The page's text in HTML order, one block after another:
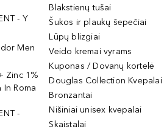
- Y
Men
Zinc 1%
In Roma
-
Blakstienų tušai
Šukos ir plaukų šepečiai
Lūpų blizgiai
Veido kremai vyrams
Kuponas / Dovanų kortelė
Douglas Collection Kvepalai
Bronzantai
Nišiniai unisex kvepalai
Skaistalai